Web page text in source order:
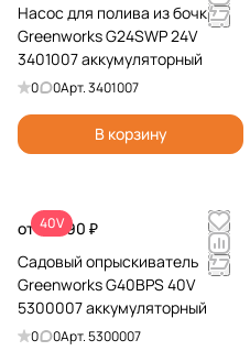
Насос для полива из бочки
Greenworks G24SWP 24V
3401007 аккумуляторный
0 0Арт.3401007
В корзину
40V
от 12 990 ₽
Садовый опрыскиватель
Greenworks G40BPS 40V
5300007 аккумуляторный
0 0Арт.5300007